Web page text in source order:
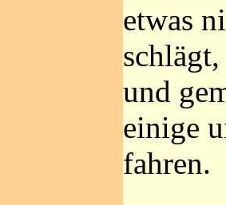
etwas
und
einige
fahren.